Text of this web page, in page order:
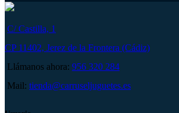
C/ Castilla, 1
CP 11402, Jerez de la Frontera (Cádiz)
Llámanos ahora: 956 320 284
Mail: tienda@carruseljuguetes.es